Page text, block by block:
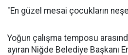
"En güzel mesai çocukların
Yoğun çalışma temposu
ayıran Niğde Belediye Başkanı